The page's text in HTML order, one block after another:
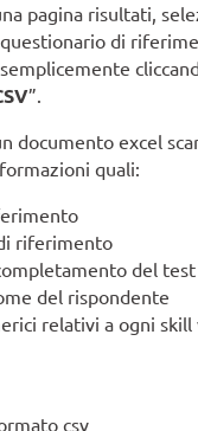
pagina risultati,
di
”.
documento excel
quali:
riferimento
del test
del rispondente
relativi a ogni skill